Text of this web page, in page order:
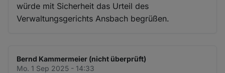
würde mit Sicherheit das Urteil des
Verwaltungsgerichts Ansbach begrüßen.
Bernd Kammermeier (nicht überprüft)
Mo. 1 Sep 2025 - 14:33